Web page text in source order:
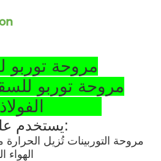
مروحة توربو
مروحة توربو
1. يستخدم على نطاق واسع:
مروحة التوربينات تُزيل
الهواء